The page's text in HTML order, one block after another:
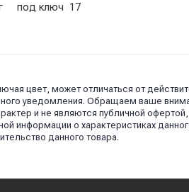
под ключ 17
цвет, может отличаться от
уведомления. Обращаем ваше
и не являются публичной
информации о характеристиках
данного товара.